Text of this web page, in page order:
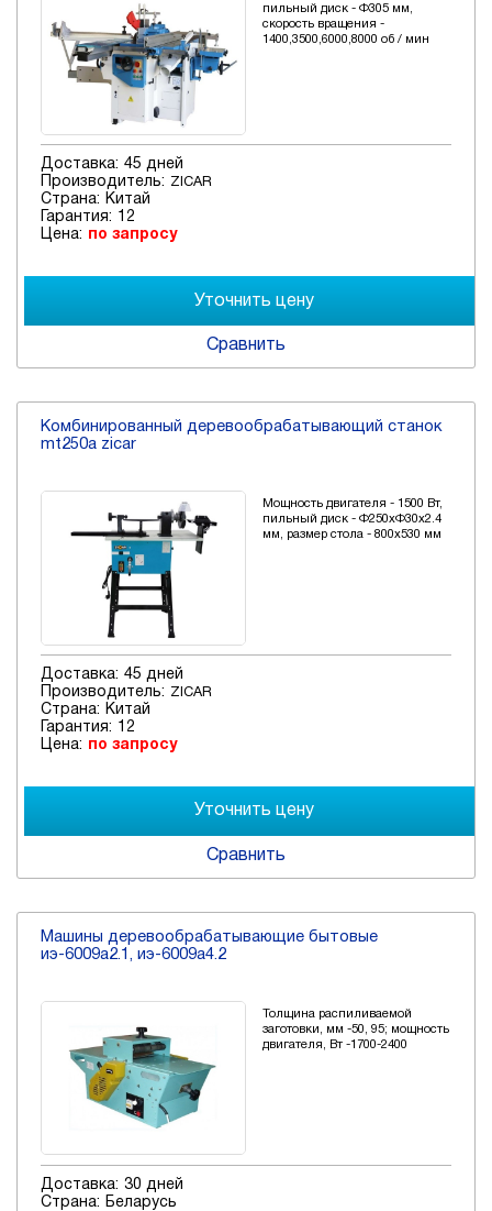
пильный диск - Ф305 мм,
скорость вращения -
1400,3500,6000,8000 об / мин
Доставка: 45 дней
Производитель:
ZICAR
Страна:
Китай
Гарантия:
12
Цена:
по запросу
Сравнить
Комбинированный деревообрабатывающий станок
mt250a zicar
Мощность двигателя - 1500 Вт,
пильный диск - Ф250хФ30х2.4
мм, размер стола - 800х530 мм
Доставка: 45 дней
Производитель:
ZICAR
Страна:
Китай
Гарантия:
12
Цена:
по запросу
Сравнить
Машины деревообрабатывающие бытовые
иэ-6009а2.1, иэ-6009а4.2
Толщина распиливаемой
заготовки, мм -50, 95; мощность
двигателя, Вт -1700-2400
Доставка: 30 дней
Страна:
Беларусь